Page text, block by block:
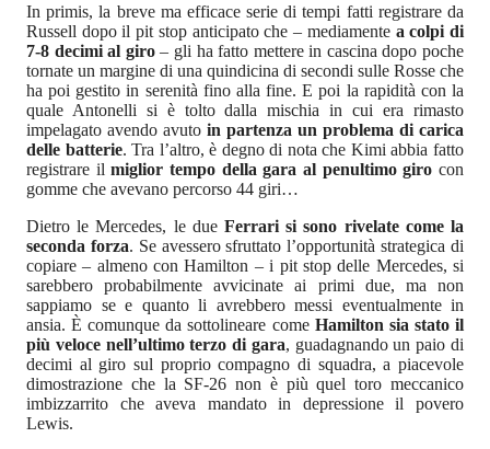
In primis, la breve ma efficace serie di tempi fatti registrare da
Russell dopo il pit stop anticipato che – mediamente a colpi di
7-8 decimi al giro– gli ha fatto mettere in cascina dopo poche
tornate un margine di una quindicina di secondi sulle Rosse che
ha poi gestito in serenità fino alla fine. E poi la rapidità con la
quale Antonelli si è tolto dalla mischia in cui era rimasto
impelagato avendo avuto in partenza un problema di carica
delle batterie. Tra l’altro, è degno di nota che Kimi abbia fatto
registrare ilmiglior tempo della gara al penultimo giro con
gomme che avevano percorso 44 giri…
Dietro le Mercedes, le due Ferrari si sono rivelate come la
seconda forza. Se avessero sfruttato l’opportunità strategica di
copiare – almeno con Hamilton – i pit stop delle Mercedes, si
sarebbero probabilmente avvicinate ai primi due, ma non
sappiamo se e quanto li avrebbero messi eventualmente in
ansia. È comunque da sottolineare come Hamilton sia stato il
più veloce nell’ultimo terzo di gara, guadagnando un paio di
decimi al giro sul proprio compagno di squadra, a piacevole
dimostrazione che la SF-26 non è più quel toro meccanico
imbizzarrito che aveva mandato in depressione il povero
Lewis.